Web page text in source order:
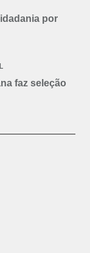
por
faz seleção